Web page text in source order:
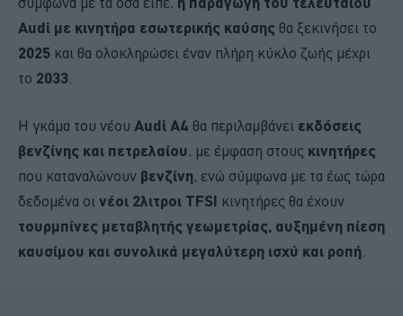
Audi με κινητήρα εσωτερικής καύσης θα ξεκινήσει το
2025 και θα ολοκληρώσει έναν πλήρη κύκλο ζωής μέχρι
το 2033.
Η γκάμα του νέου Audi A4 θα περιλαμβάνει εκδόσεις
βενζίνης και πετρελαίου, με έμφαση στους κινητήρες
που καταναλώνουν βενζίνη, ενώ σύμφωνα με τα έως τώρα
δεδομένα οι νέοι 2λιτροι TFSI κινητήρες θα έχουν
τουρμπίνες μεταβλητής γεωμετρίας, αυξημένη πίεση
καυσίμου και συνολικά μεγαλύτερη ισχύ και ροπή.